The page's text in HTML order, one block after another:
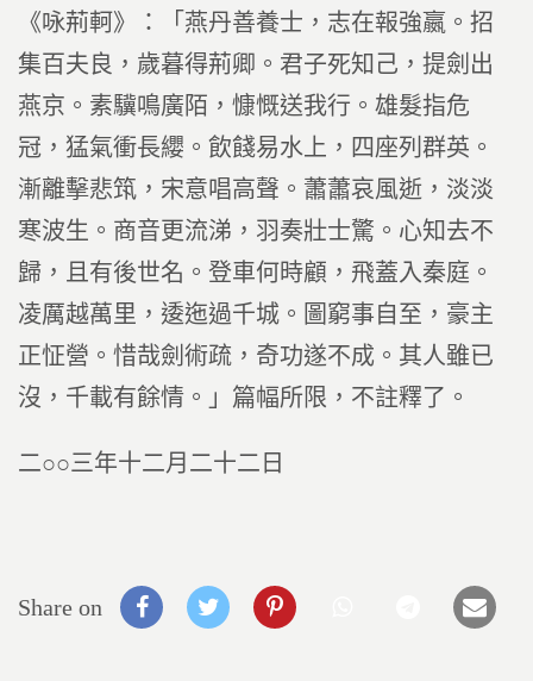
《咏荊軻》：「燕丹善養士，志在報強嬴。招
集百夫良，歲暮得荊卿。君子死知己，提劍出
燕京。素驥鳴廣陌，慷慨送我行。雄髮指危
冠，猛氣衝長纓。飲餞易水上，四座列群英。
漸離擊悲筑，宋意唱高聲。蕭蕭哀風逝，淡淡
寒波生。商音更流涕，羽奏壯士驚。心知去不
歸，且有後世名。登車何時顧，飛蓋入秦庭。
凌厲越萬里，逶迤過千城。圖窮事自至，豪主
正怔營。惜哉劍術疏，奇功遂不成。其人雖已
沒，千載有餘情。」篇幅所限，不註釋了。
二○○三年十二月二十二日
Share on